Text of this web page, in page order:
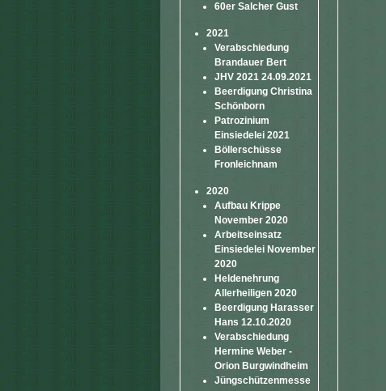
60er Salcher Gust
2021
Verabschiedung
Brandauer Bert
JHV 2021 24.09.2021
Beerdigung Christina
Schönborn
Patrozinium
Einsiedelei 2021
Böllerschüsse
Fronleichnam
2020
Aufbau Krippe
November 2020
Arbeitseinsatz
Einsiedelei November
2020
Heldenehrung
Allerheiligen 2020
Beerdigung Harasser
Hans 12.10.2020
Verabschiedung
Hermine Weber -
Orion Burgwindheim
Jüngschützenmesse